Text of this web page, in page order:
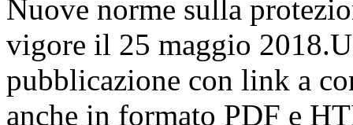
Nuove norme sulla
vigore il 25 maggio
pubblicazione con link a
anche in formato PDF e